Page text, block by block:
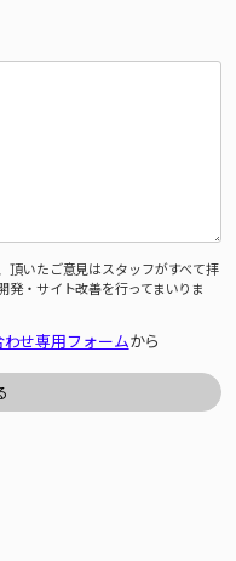
頂いたご意見はスタッフがすべて拝
発・サイト改善を行ってまいりま
わせ専用フォームから